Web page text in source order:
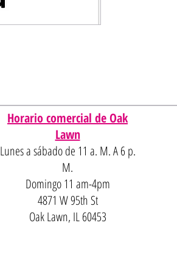
Horario comercial de Oak
Lawn
Lunes a sábado de 11 a. M. A 6 p.
M.
Domingo 11 am-4pm
4871 W 95th St
Oak Lawn, IL 60453